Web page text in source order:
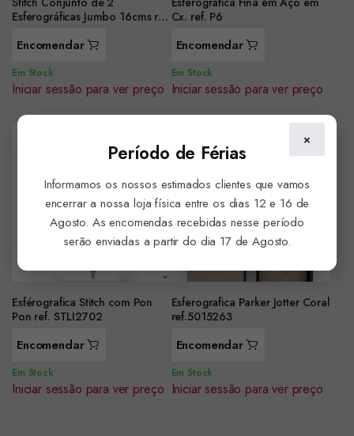
Esferográficas Jumbo 16cms ref.
Encomendar
Em Stock
Iniciar sessão para ver preço
Cx. ref. P6
Encomendar
Em Stock
Iniciar sessão para ver preço
Esférografica Stitch com Pon
Pon ref. STLI2702
Encomendar
Em Stock
Iniciar sessão para ver preço
Esferografica Parker Jotter Coral
ref.5015263
Encomendar
Em Stock
Iniciar sessão para ver preço
×
Período de Férias
Informamos os nossos estimados clientes que vamos
encerrar a nossa loja física entre os dias 12 e 16 de
Agosto. As encomendas recebidas nesse período
serão enviadas a partir do dia 17 de Agosto.